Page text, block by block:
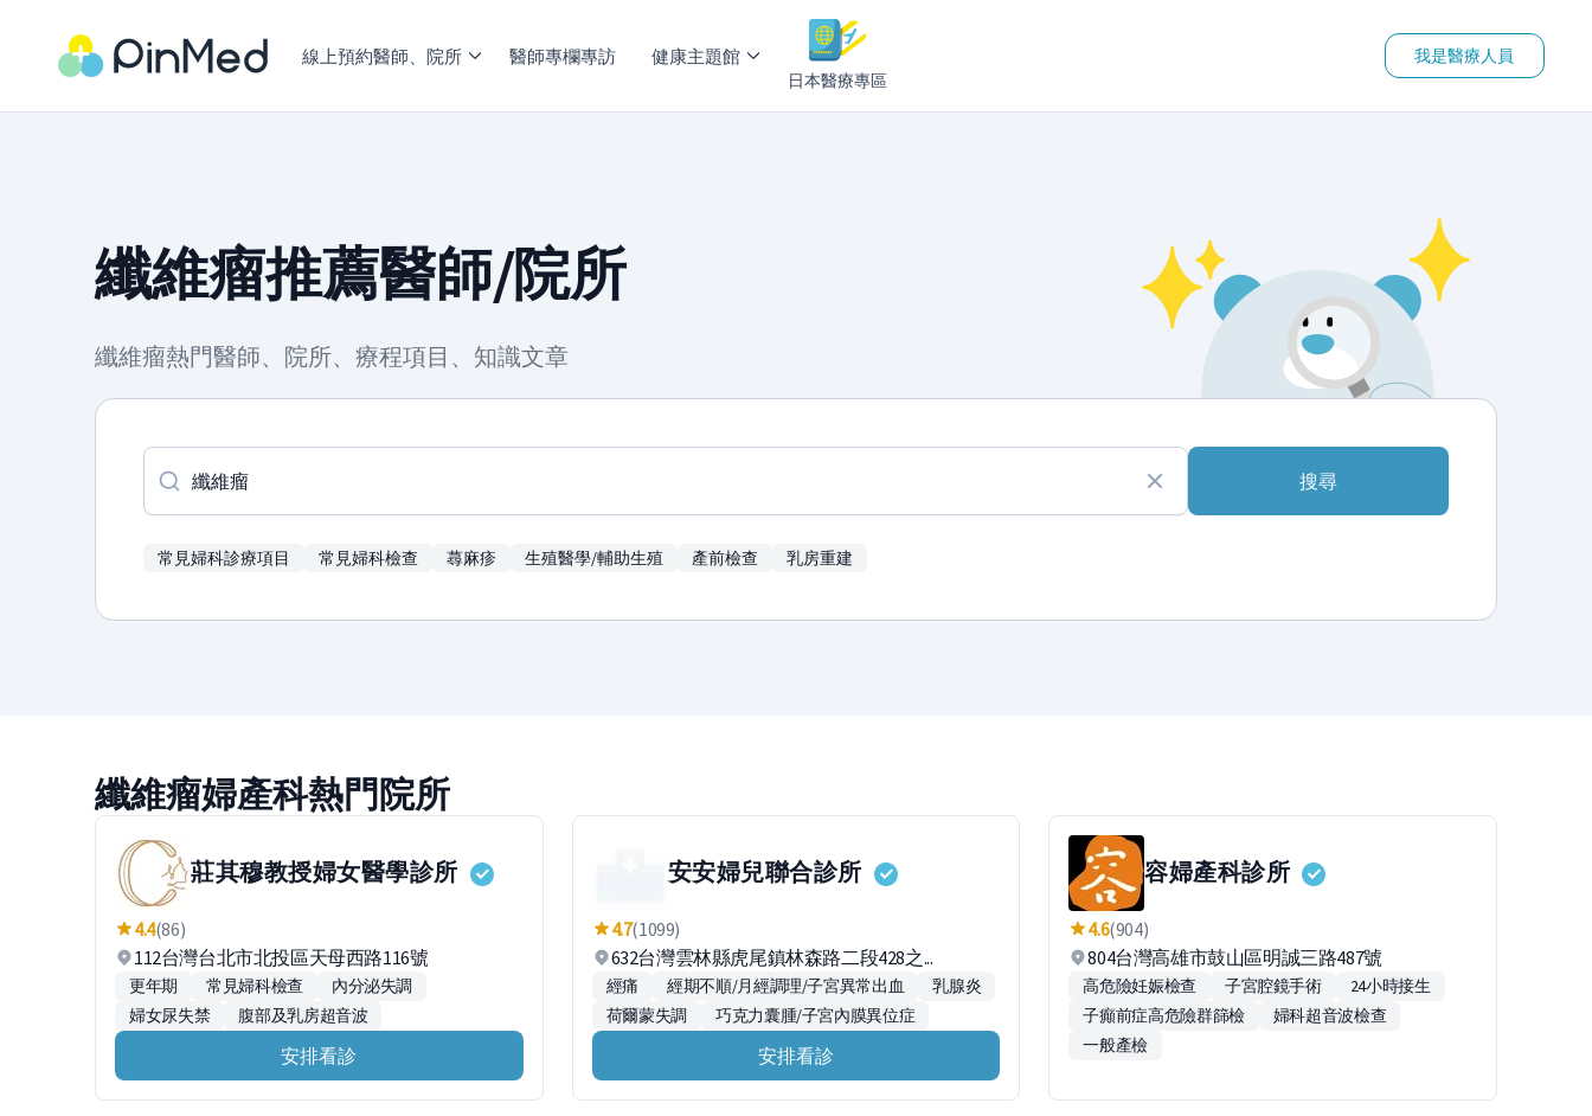
線上預約醫師、院所 醫師專欄專訪 健康主題館
日本醫療專區
我是醫療人員
纖維瘤推薦醫師/院所
纖維瘤熱門醫師、院所、療程項目、知識文章
搜尋
常見婦科診療項目 常見婦科檢查 蕁麻疹 生殖醫學/輔助生殖 產前檢查 乳房重建
纖維瘤婦產科熱門院所
莊其穆教授婦女醫學診所
4.4(86)
112台灣台北市北投區天母西路116號
更年期 常見婦科檢查
內分泌失調
婦女尿失禁
腹部及乳房超音波
安排看診
安安婦兒聯合診所
4.7(1099)
632台灣雲林縣虎尾鎮林森路二段428之...
經痛 經期不順/月經調理/子宮異常出血
乳腺炎
荷爾蒙失調
巧克力囊腫/子宮內膜異位症
安排看診
容婦產科診所
4.6(904)
804台灣高雄市鼓山區明誠三路487號
高危險妊娠檢查 子宮腔鏡手術
24小時接生
子癲前症高危險群篩檢
婦科超音波檢查
一般產檢